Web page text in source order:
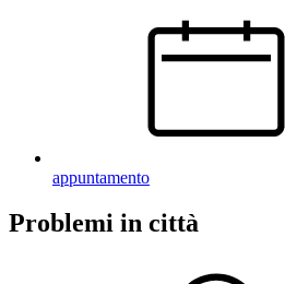
appuntamento
Problemi in città